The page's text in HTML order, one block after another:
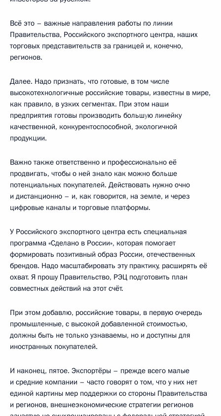
Всё это – важные направления работы по линии
Правительства, Российского экспортного центра, наших
торговых представительств за границей и, конечно,
регионов.
Далее. Надо признать, что готовые, в том числе
высокотехнологичные российские товары, известны в мире,
как правило, в узких сегментах. При этом наши
предприятия готовы производить большую линейку
качественной, конкурентоспособной, экологичной
продукции.
Важно также ответственно и профессионально её
продвигать, чтобы о ней знало как можно больше
потенциальных покупателей. Действовать нужно очно
и дистанционно – и, как говорится, на земле, и через
цифровые каналы и торговые платформы.
У Российского экспортного центра есть специальная
программа «Сделано в России», которая помогает
формировать позитивный образ России, отечественных
брендов. Надо масштабировать эту практику, расширять её
охват. Я прошу Правительство, РЭЦ подготовить план
совместных действий на этот счёт.
При этом добавлю, российские товары, в первую очередь
промышленные, с высокой добавленной стоимостью,
должны быть не только узнаваемы, но и доступны для
иностранных покупателей.
И наконец, пятое. Экспортёры – прежде всего малые
и средние компании – часто говорят о том, что у них нет
единой картины мер поддержки со стороны Правительства
и регионов, внешнеэкономические стратегии регионов